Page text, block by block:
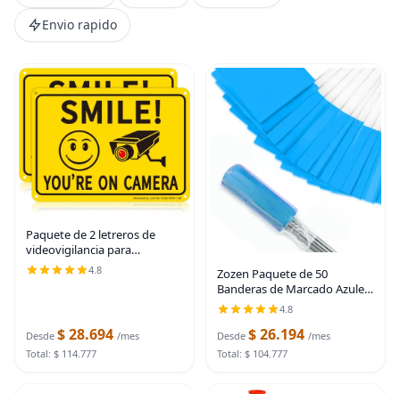
Envio rapido
Paquete de 2 letreros de
videovigilancia para
exteriores, impresión UV de
0.040 mil, aluminio libre de
4.8
Desde $ 28.694 /mes
Total: $ 114.777
Zozen Paquete de 50
Banderas de Marcado Azules,
Escribibles/15 x 4 x 5
pulgadas, Banderas de Jardín
para Césped y Riego y
Paisajismo y Aspersores y
4.8
Desde $ 26.194 /mes
Total: $ 104.777